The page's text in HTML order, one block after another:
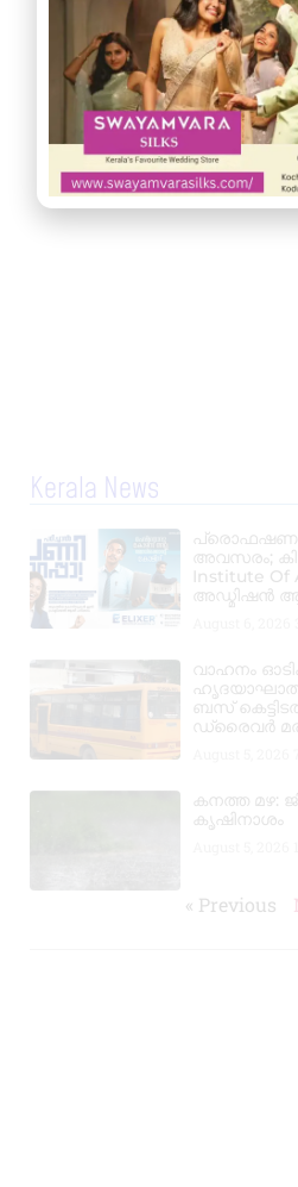
Kerala News
പ്രൊഫഷണൽ
അവസരം;
Institute
അഡ്മിഷൻ
വാഹനം
ബസ്
ഡ്രൈവർ
കനത്ത മഴ:
കൃഷിനാശം
« Previous